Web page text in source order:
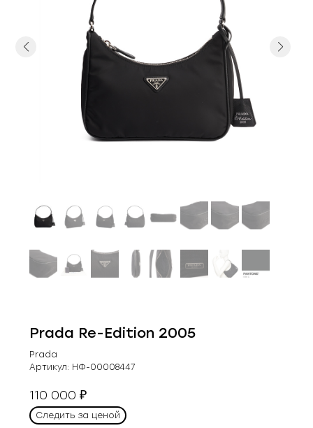
Previous Next
Prada Re-Edition 2005
Prada
Артикул: НФ-00008447
110 000₽
Следить за ценой